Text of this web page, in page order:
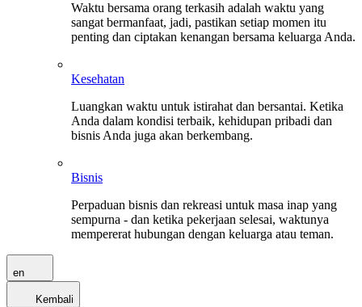
Waktu bersama orang terkasih adalah waktu yang
sangat bermanfaat, jadi, pastikan setiap momen itu
penting dan ciptakan kenangan bersama keluarga Anda.
Kesehatan
Luangkan waktu untuk istirahat dan bersantai. Ketika
Anda dalam kondisi terbaik, kehidupan pribadi dan
bisnis Anda juga akan berkembang.
Bisnis
Perpaduan bisnis dan rekreasi untuk masa inap yang
sempurna - dan ketika pekerjaan selesai, waktunya
mempererat hubungan dengan keluarga atau teman.
en
Kembali